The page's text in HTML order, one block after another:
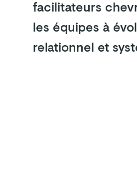
facilitateurs
les équipes à
relationnel et